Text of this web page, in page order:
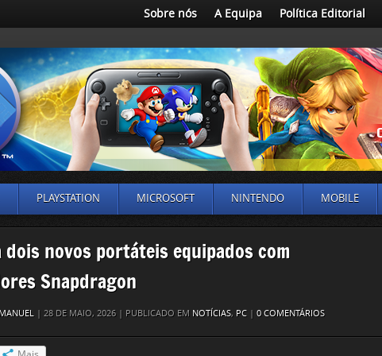
Sobre nós A Equipa Política Editorial
PLAYSTATION MICROSOFT NINTENDO MOBILE
dois novos portáteis equipados com
Snapdragon
| 28 DE MAIO, 2026 | PUBLICADO EM NOTÍCIAS, PC | 0 COMENTÁRIOS